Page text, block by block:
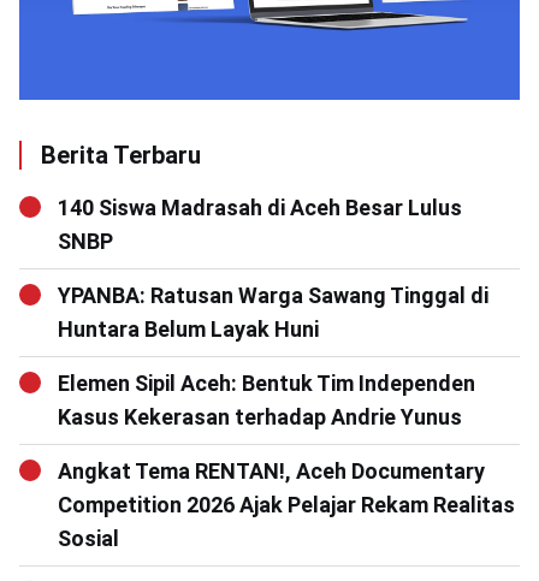
Berita Terbaru
140 Siswa Madrasah di Aceh Besar Lulus
SNBP
YPANBA: Ratusan Warga Sawang Tinggal di
Huntara Belum Layak Huni
Elemen Sipil Aceh: Bentuk Tim Independen
Kasus Kekerasan terhadap Andrie Yunus
Angkat Tema RENTAN!, Aceh Documentary
Competition 2026 Ajak Pelajar Rekam Realitas
Sosial